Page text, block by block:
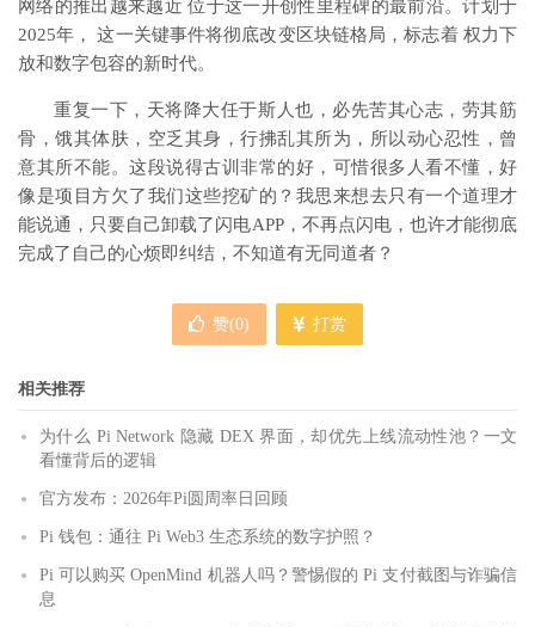
网络的推出越来越近 位于这一开创性里程碑的最前沿。计划于
2025年， 这一关键事件将彻底改变区块链格局，标志着 权力下
放和数字包容的新时代。
重复一下，天将降大任于斯人也，必先苦其心志，劳其筋
骨，饿其体肤，空乏其身，行拂乱其所为，所以动心忍性，曾
意其所不能。这段说得古训非常的好，可惜很多人看不懂，好
像是项目方欠了我们这些挖矿的？我思来想去只有一个道理才
能说通，只要自己卸载了闪电APP，不再点闪电，也许才能彻底
完成了自己的心烦即纠结，不知道有无同道者？
赞(0) 打赏
相关推荐
为什么 Pi Network 隐藏 DEX 界面，却优先上线流动性池？一文
看懂背后的逻辑
官方发布：2026年Pi圆周率日回顾
Pi 钱包：通往 Pi Web3 生态系统的数字护照？
Pi 可以购买 OpenMind 机器人吗？警惕假的 Pi 支付截图与诈骗信
息